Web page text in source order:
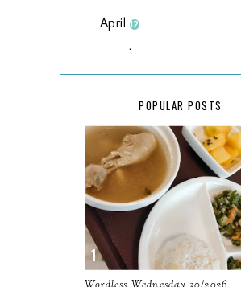
April 12
March
2025134
December15
November
October
September
POPULAR POSTS